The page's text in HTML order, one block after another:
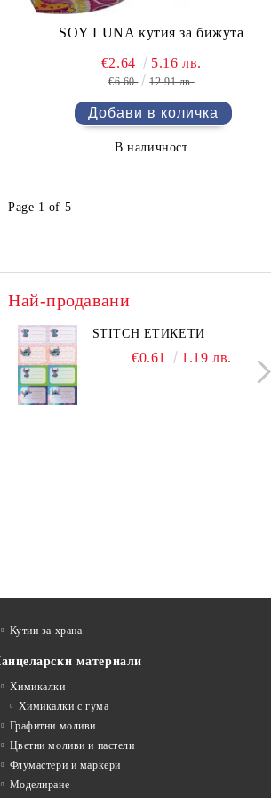
SOY LUNA кутия за бижута
€2.64 5.16 лв.
€6.60 12.91 лв.
В наличност
Page 1 of 5
KIDEA комплект
ароматизирани моливи и
гуми Капибара
Най-продавани
STITCH ЕТИКЕТИ
€0.61 1.19 лв.
Кутии за храна
материали
Химикалки
Химикалки с гума
Графитни моливи
Цветни моливи и пастели
Флумастери и маркери
Моделиране